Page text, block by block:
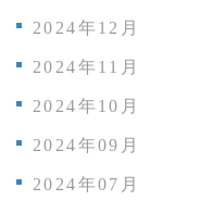
2024年12月
2024年11月
2024年10月
2024年09月
2024年07月